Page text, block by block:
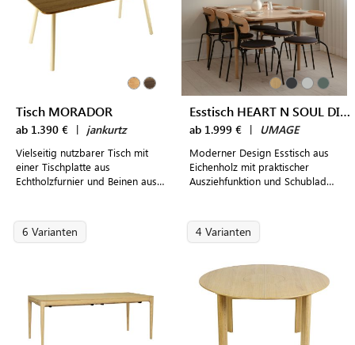
Tisch MORADOR
ab 1.390 € | jankurtz
Vielseitig nutzbarer Tisch mit
einer Tischplatte aus
Echtholzfurnier und Beinen aus
Wohnraumkonzepte
Esstisch HEART N SOUL DINING TABLE 120
ab 1.999 € | UMAGE
Moderner Design Esstisch aus
Eichenholz mit praktischer
Ausziehfunktion und Schubladen
6 Varianten 4 Varianten